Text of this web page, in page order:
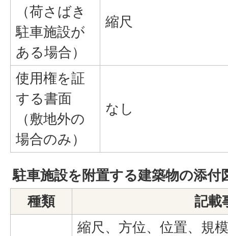
（荷さばき
駐車施設が
ある場合）
縮尺
使用権を証
する書面
（敷地外の
場合のみ）
なし
駐車施設を附置する建築物の添付
種類
記載
縮尺、方位、位置、規